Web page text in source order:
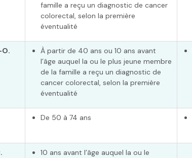
famille a reçu un diagnostic de cancer
colorectal, selon la première
éventualité
O.
À partir de 40 ans ou 10 ans avant
l’âge auquel la ou le plus jeune membre
de la famille a reçu un diagnostic de
cancer colorectal, selon la première
éventualité
De 50 à 74 ans
10 ans avant l’âge auquel la ou le